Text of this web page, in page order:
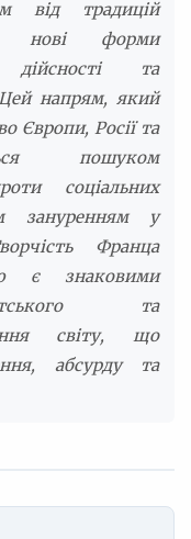
від традицій
нові форми
дійсності та
напрям, який
Європи, Росії та
пошуком
соціальних
зануренням у
Франца
є знаковими
та
світу, що
абсурду та